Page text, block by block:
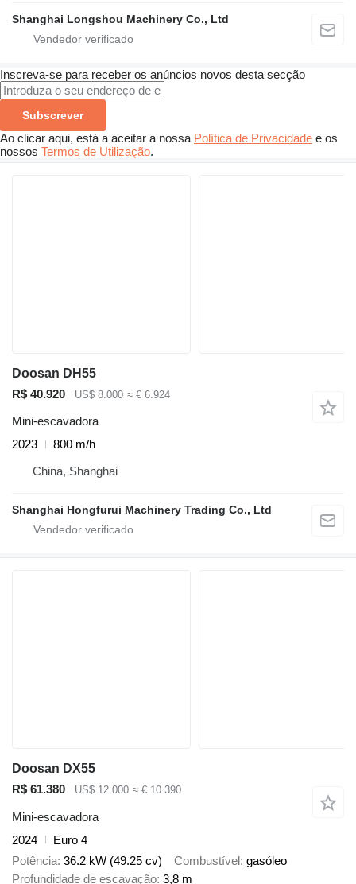
Shanghai Longshou Machinery Co., Ltd
Inscreva-se para receber os anúncios novos desta secção
Subscrever
Ao clicar aqui, está a aceitar a nossa Política de Privacidade e os
nossos Termos de Utilização.
Doosan DH55
R$ 40.920
US$ 8.000 ≈ € 6.924
Mini-escavadora
2023
800 m/h
China, Shanghai
Shanghai Hongfurui Machinery Trading Co., Ltd
Doosan DX55
R$ 61.380
US$ 12.000 ≈ € 10.390
Mini-escavadora
2024
Euro 4
Potência 36.2 kW (49.25 cv) Combustível gasóleo
Profundidade de escavação 3,8 m